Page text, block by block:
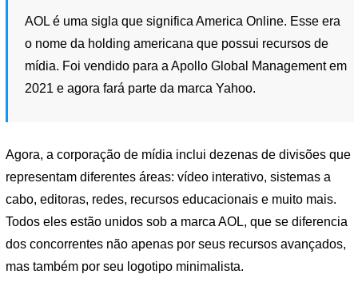
AOL é uma sigla que significa America Online. Esse era
o nome da holding americana que possui recursos de
mídia. Foi vendido para a Apollo Global Management em
2021 e agora fará parte da marca Yahoo.
Agora, a corporação de mídia inclui dezenas de divisões que
representam diferentes áreas: vídeo interativo, sistemas a
cabo, editoras, redes, recursos educacionais e muito mais.
Todos eles estão unidos sob a marca AOL, que se diferencia
dos concorrentes não apenas por seus recursos avançados,
mas também por seu logotipo minimalista.